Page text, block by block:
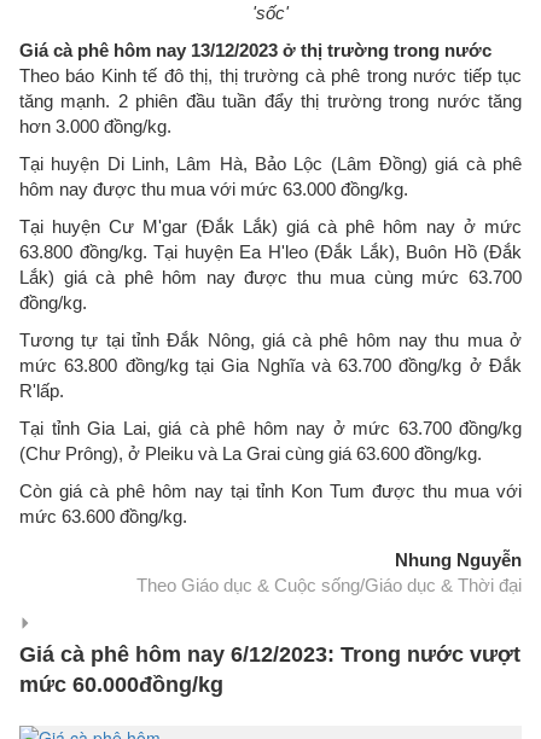
'sốc'
Giá cà phê hôm nay 13/12/2023 ở thị trường trong nước
Theo báo Kinh tế đô thị, thị trường cà phê trong nước tiếp tục
tăng mạnh. 2 phiên đầu tuần đẩy thị trường trong nước tăng
hơn 3.000 đồng/kg.
Tại huyện Di Linh, Lâm Hà, Bảo Lộc (Lâm Đồng) giá cà phê
hôm nay được thu mua với mức 63.000 đồng/kg.
Tại huyện Cư M'gar (Đắk Lắk) giá cà phê hôm nay ở mức
63.800 đồng/kg. Tại huyện Ea H'leo (Đắk Lắk), Buôn Hồ (Đắk
Lắk) giá cà phê hôm nay được thu mua cùng mức 63.700
đồng/kg.
Tương tự tại tỉnh Đắk Nông, giá cà phê hôm nay thu mua ở
mức 63.800 đồng/kg tại Gia Nghĩa và 63.700 đồng/kg ở Đắk
R'lấp.
Tại tỉnh Gia Lai, giá cà phê hôm nay ở mức 63.700 đồng/kg
(Chư Prông), ở Pleiku và La Grai cùng giá 63.600 đồng/kg.
Còn giá cà phê hôm nay tại tỉnh Kon Tum được thu mua với
mức 63.600 đồng/kg.
Nhung Nguyễn
Theo Giáo dục & Cuộc sống/Giáo dục & Thời đại
Giá cà phê hôm nay 6/12/2023: Trong nước vượt
mức 60.000đồng/kg